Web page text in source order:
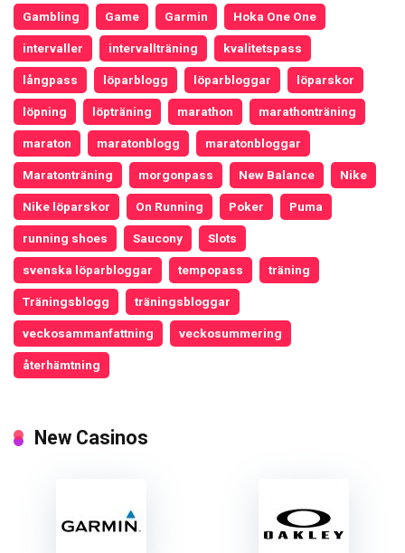
Gambling Game Garmin Hoka One One
intervaller intervallträning kvalitetspass
långpass löparblogg löparbloggar löparskor
löpning löpträning marathon marathonträning
maraton maratonblogg maratonbloggar
Maratonträning morgonpass New Balance Nike
Nike löparskor On Running Poker Puma
running shoes Saucony Slots
svenska löparbloggar tempopass träning
Träningsblogg träningsbloggar
veckosammanfattning veckosummering
återhämtning
New Casinos